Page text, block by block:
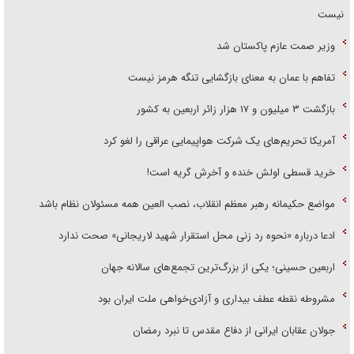
نیست
وزیر صمت عازم پاکستان شد
تفاهم با عمان به معنای بازگشایی تنگه هرمز نیست
بازگشت ۳ میلیون و ۱۷ هزار زائر اربعین به کشور
آمریکا تحریم‌های یک شرکت هواپیمایی عراقی را لغو کرد
خرید قسطی اولش خنده و آخرش گریه است!
مواضع حکیمانه رهبر معظم انقلاب، نصب العین همه مسئولان نظام باشد
ادعا درباره «نحوه رد زنی محل استقرار شهید لاریجانی» صحت ندارد
اربعین حسینی؛ یکی از بزرگ‌ترین تجمع‌های سالانه جهان
مشروطه نقطه عطف بیداری و آزادی‌خواهی ملت ایران بود
جولان عقابان ایرانی از دفاع مقدس تا نبرد رمضان